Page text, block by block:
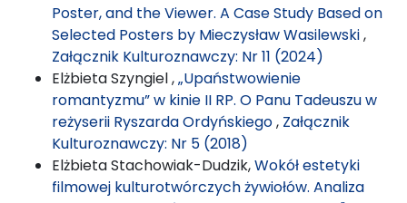
Poster, and the Viewer. A Case Study Based on
Selected Posters by Mieczysław Wasilewski,
Załącznik Kulturoznawczy: Nr 11 (2024)
Elżbieta Szyngiel ,„Upaństwowienie
romantyzmu” w kinie II RP. O Panu Tadeuszu w
reżyserii Ryszarda Ordyńskiego, Załącznik
Kulturoznawczy: Nr 5 (2018)
Elżbieta Stachowiak-Dudzik,Wokół estetyki
filmowej kulturotwórczych żywiołów. Analiza